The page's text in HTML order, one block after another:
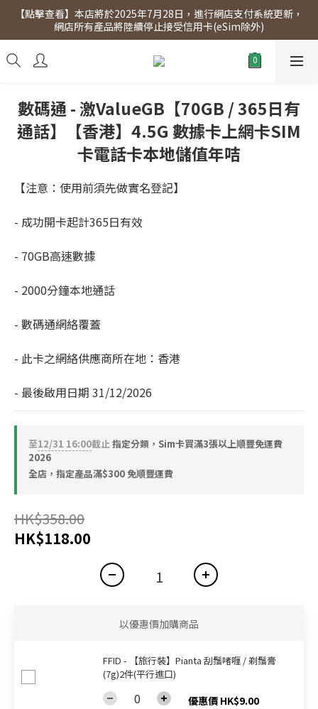
【點擊查看】會員專享 星期三全單95折!!!（優惠期至2026年12月
31日）。滿$300即免運費。
【點擊查看】本店將於2025年7月28日，進行網店支付系統更新，
網店所有產品將陸續停止接受信用卡(eSim除外)
【點擊查看】會員專享 星期三全單95折!!!（優惠期至2026年12月
31日）。滿$300即免運費。
數碼通 - 激ValueGB【70GB / 365日有
通話】【香港】4.5G 數據卡上網卡SIM
卡電話卡本地儲值年咭
【注意：使用前須先做實名登記】
- 成功開卡起計365日有效
- 70GB高速數據
- 2000分鐘本地通話
- 數碼通網絡覆蓋
- 此卡之網絡供應商所在地：香港
- 最後啟用日期 31/12/2026
至12/31 16:00截止指定分類，Sim卡買滿3張以上順豐免運費
2026
全店，指定產品滿$300 免順豐運費
HK$358.00
HK$118.00
以優惠價加購商品
FFID - 【旅行裝】Pianta 刮鬚啫喱 / 剃鬚膏
(7g)2件(平行進口)
優惠價 HK$9.00